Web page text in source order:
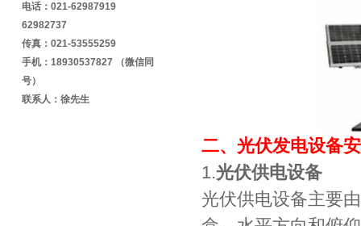
二、光伏发电设备
1.光伏供电设备
光伏供电设备主要
电话：021-62987919
62982737
传真：021-53555259
手机：18930537827 （微信同
号）
联系人：徐先生